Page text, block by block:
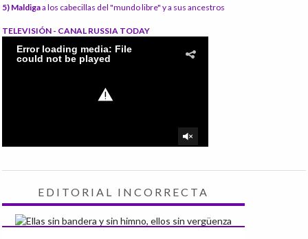
5) Maldigaa los cabecillas del "mundo libre" y a sus ancestros
TELEVISIÓN - CANAL RUSSIA TODAY
EDITORIAL INCORRECTA